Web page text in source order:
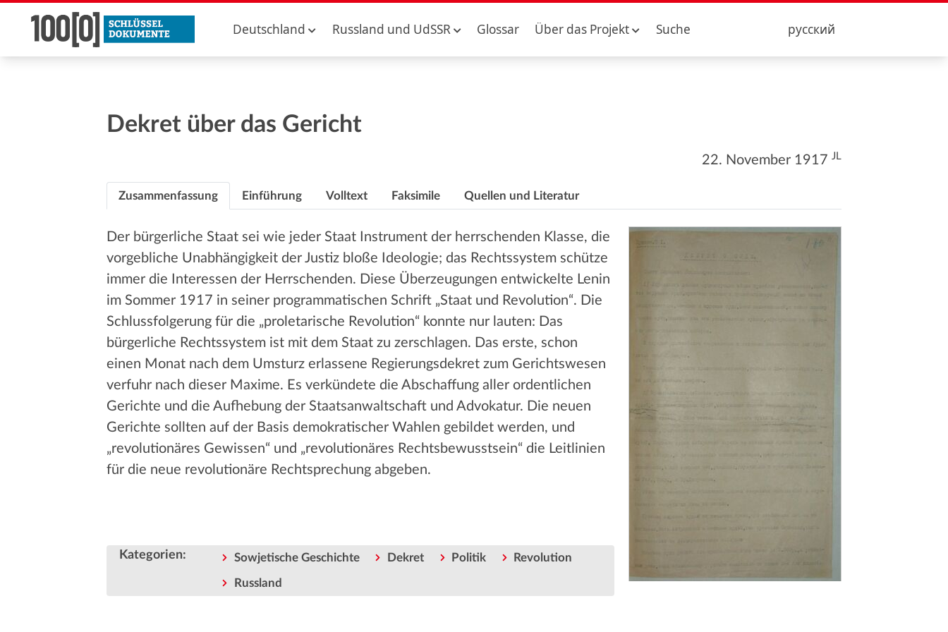
Deutschland Russland und UdSSR Glossar Über das Projekt Suche русский
Dekret über das Gericht
22. November 1917JL
Zusammenfassung Einführung Volltext Faksimile Quellen und Literatur
Der bürgerliche Staat sei wie jeder Staat Instrument der herrschenden Klasse, die
vorgebliche Unabhängigkeit der Justiz bloße Ideologie; das Rechtssystem schütze
immer die Interessen der Herrschenden. Diese Überzeugungen entwickelte Lenin
im Sommer 1917 in seiner programmatischen Schrift „Staat und Revolution“. Die
Schlussfolgerung für die „proletarische Revolution“ konnte nur lauten: Das
bürgerliche Rechtssystem ist mit dem Staat zu zerschlagen. Das erste, schon
einen Monat nach dem Umsturz erlassene Regierungsdekret zum Gerichtswesen
verfuhr nach dieser Maxime. Es verkündete die Abschaffung aller ordentlichen
Gerichte und die Aufhebung der Staatsanwaltschaft und Advokatur. Die neuen
Gerichte sollten auf der Basis demokratischer Wahlen gebildet werden, und
„revolutionäres Gewissen“ und „revolutionäres Rechtsbewusstsein“ die Leitlinien
für die neue revolutionäre Rechtsprechung abgeben.
Kategorien: Sowjetische Geschichte Dekret Politik Revolution
Russland